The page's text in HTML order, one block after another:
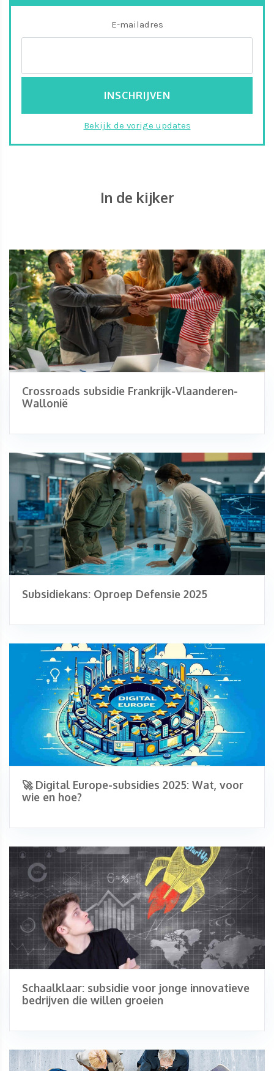
E-mailadres
Bekijk de vorige updates
In de kijker
Crossroads subsidie Frankrijk-Vlaanderen-
Wallonië
Subsidiekans: Oproep Defensie 2025
🚀 Digital Europe-subsidies 2025: Wat, voor
wie en hoe?
Schaalklaar: subsidie voor jonge innovatieve
bedrijven die willen groeien